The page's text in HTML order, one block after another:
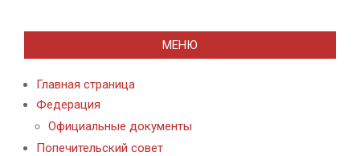
МЕНЮ
Главная страница
Федерация
Официальные документы
Попечительский совет